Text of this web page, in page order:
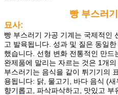
빵 부스러
묘사:
빵 부스러기 가공 기계는 국제적인
고 발육됩니다. 성과 및 질은 동일
했습니다. 선형 변화 전통적인 만드
완제품에 말리는 자르는 것은 1개
부스러기는 음식을 같이 튀기기의
용됩니다: 닭, 물고기, 바다 음식 (
향기롭고, 파삭파삭하고, 맛있고 부